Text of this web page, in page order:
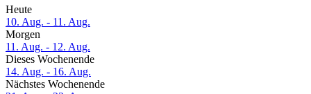
Heute
10. Aug. - 11. Aug.
Morgen
11. Aug. - 12. Aug.
Dieses Wochenende
14. Aug. - 16. Aug.
Nächstes Wochenende